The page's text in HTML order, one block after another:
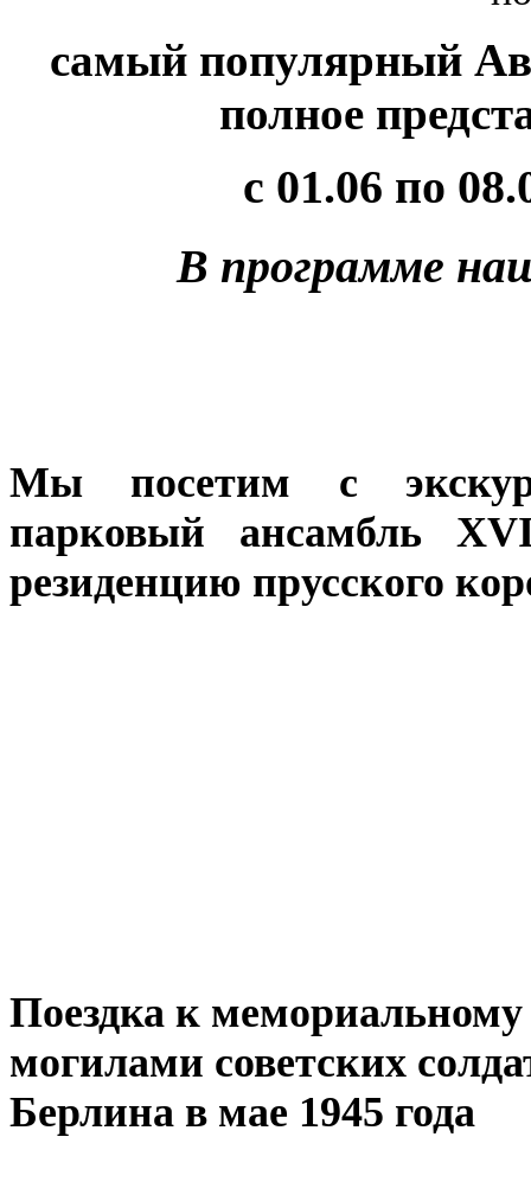
самый популярный
полное
с 01.06 по
В программе
Мы посетим с
парковый ансамбль
резиденцию прусского
Поездка к
могилами советских
Берлина в мае 1945 года